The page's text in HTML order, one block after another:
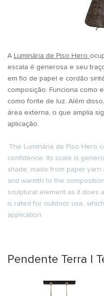
A Luminária de Piso Hero
escala é generosa e seu
em fio de papel e cordão
composição. Funciona como
como fonte de luz. Além
área externa, o que amplia
aplicação.
The Luminária de Piso Hero
confidence. Its scale is
shade, made from paper
and warmth to the
sculptural element as it does
is rated for outdoor use,
application.
Pendente Terra |